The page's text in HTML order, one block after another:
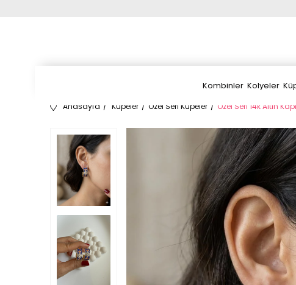
Kombinler Kolyeler
Anasayfa Küpeler Özel Seri Küpeler Özel Seri 14k Altın